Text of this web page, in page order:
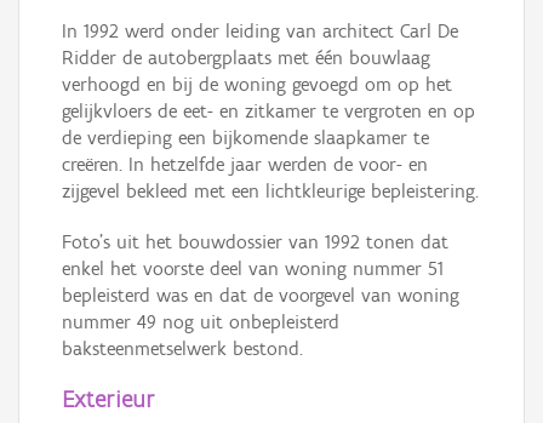
In 1992 werd onder leiding van architect Carl De
Ridder de autobergplaats met één bouwlaag
verhoogd en bij de woning gevoegd om op het
gelijkvloers de eet- en zitkamer te vergroten en op
de verdieping een bijkomende slaapkamer te
creëren. In hetzelfde jaar werden de voor- en
zijgevel bekleed met een lichtkleurige bepleistering.
Foto’s uit het bouwdossier van 1992 tonen dat
enkel het voorste deel van woning nummer 51
bepleisterd was en dat de voorgevel van woning
nummer 49 nog uit onbepleisterd
baksteenmetselwerk bestond.
Exterieur